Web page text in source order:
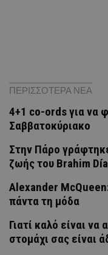
ΠΕΡΙΣΣΟΤΕΡΑ ΝΕΑ
4+1 co-ords για να
Σαββατοκύριακο
Στην Πάρο
ζωής του Brahim
Alexander
πάντα τη μόδα
Γιατί καλό είναι
στομάχι σας είναι